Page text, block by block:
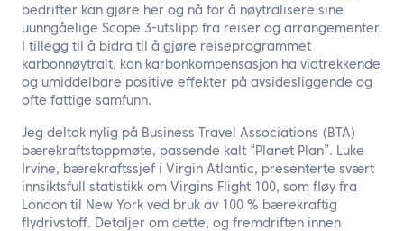
bedrifter kan gjøre her og nå for å nøytralisere sine
uunngåelige Scope 3-utslipp fra reiser og arrangementer.
I tillegg til å bidra til å gjøre reiseprogrammet
karbonnøytralt, kan karbonkompensasjon ha vidtrekkende
og umiddelbare positive effekter på avsidesliggende og
ofte fattige samfunn.
Jeg deltok nylig på Business Travel Associations (BTA)
bærekraftstoppmøte, passende kalt “Planet Plan”. Luke
Irvine, bærekraftssjef i Virgin Atlantic, presenterte svært
innsiktsfull statistikk om Virgins Flight 100, som fløy fra
London til New York ved bruk av 100 % bærekraftig
flydrivstoff. Detaljer om dette, og fremdriften innen